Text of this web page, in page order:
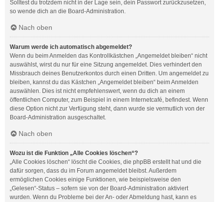
Solltest du trotzdem nicht in der Lage sein, dein Passwort zurückzusetzen,
so wende dich an die Board-Administration.
Nach oben
Warum werde ich automatisch abgemeldet?
Wenn du beim Anmelden das Kontrollkästchen „Angemeldet bleiben“ nicht
auswählst, wirst du nur für eine Sitzung angemeldet. Dies verhindert den
Missbrauch deines Benutzerkontos durch einen Dritten. Um angemeldet zu
bleiben, kannst du das Kästchen „Angemeldet bleiben“ beim Anmelden
auswählen. Dies ist nicht empfehlenswert, wenn du dich an einem
öffentlichen Computer, zum Beispiel in einem Internetcafé, befindest. Wenn
diese Option nicht zur Verfügung steht, dann wurde sie vermutlich von der
Board-Administration ausgeschaltet.
Nach oben
Wozu ist die Funktion „Alle Cookies löschen“?
„Alle Cookies löschen“ löscht die Cookies, die phpBB erstellt hat und die
dafür sorgen, dass du im Forum angemeldet bleibst. Außerdem
ermöglichen Cookies einige Funktionen, wie beispielsweise den
„Gelesen“-Status – sofern sie von der Board-Administration aktiviert
wurden. Wenn du Probleme bei der An- oder Abmeldung hast, kann es